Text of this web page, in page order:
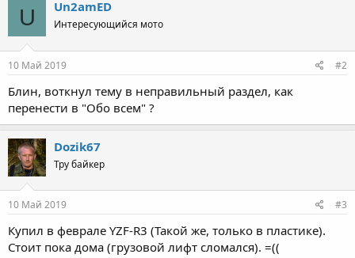
U Un2amED
Интересующийся мото
10 Май 2019 #2
Блин, воткнул тему в неправильный раздел, как
перенести в "Обо всем" ?
Dozik67
Тру байкер
10 Май 2019 #3
Купил в феврале YZF-R3 (Такой же, только в пластике).
Стоит пока дома (грузовой лифт сломался). =((